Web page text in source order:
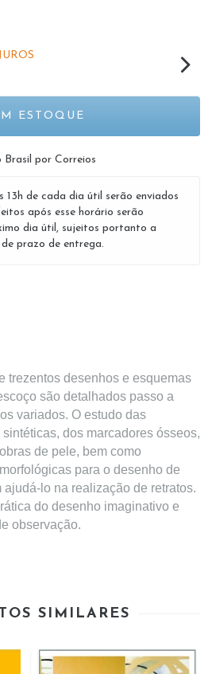
por Correios
13h de cada dia útil serão enviados
após esse horário serão
dia útil, sujeitos portanto a
prazo de entrega.
trezentos desenhos e esquemas
são detalhados passo a
variados. O estudo das
dos marcadores ósseos,
de pele, bem como
para o desenho de
lo na realização de retratos.
do desenho imaginativo e
observação.
SIMILARES